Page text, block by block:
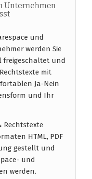
Unternehmen
und
werden Sie
freigeschaltet und
mit
Ja-Nein
und Ihr
Rechtstexte
HTML, PDF
gestellt und
und
werden.